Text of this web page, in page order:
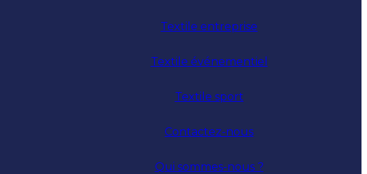
Textile entreprise
Textile événementiel
Textile sport
Contactez-nous
Qui sommes-nous ?